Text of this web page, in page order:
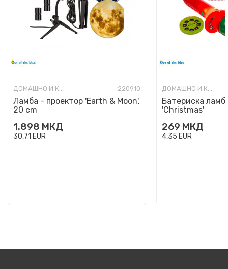
ДОМАШНО И КАНЦЕЛАРИСКО ОСВЕТЛУВАЊЕ 220910
Ламба - проектор 'Earth & Moon',
20 cm
1.898 МКД
30,71 EUR
ДОМАШНО И КАНЦЕЛАРИСКО ОСВЕТЛУВАЊЕ
Батериска
'Christmas'
269 МКД
4,35 EUR